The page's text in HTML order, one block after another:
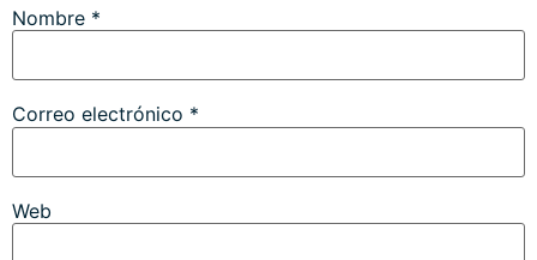
Nombre *
Correo electrónico *
Web